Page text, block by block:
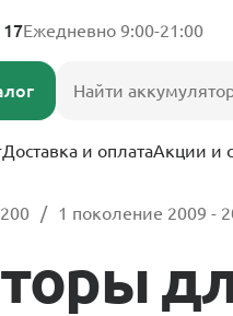
17Ежедневно 9:00-21:00
Доставка и оплатаАкции и
1 поколение 2009 -